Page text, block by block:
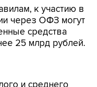
к участию в
через ОФЗ могут
средства
25 млрд рублей.